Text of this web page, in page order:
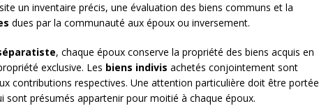
un inventaire précis, une évaluation des biens communs et la
dues par la communauté aux époux ou inversement.
, chaque époux conserve la propriété des biens acquis en
exclusive. Les biens indivis achetés conjointement sont
contributions respectives. Une attention particulière doit être portée
sont présumés appartenir pour moitié à chaque époux.